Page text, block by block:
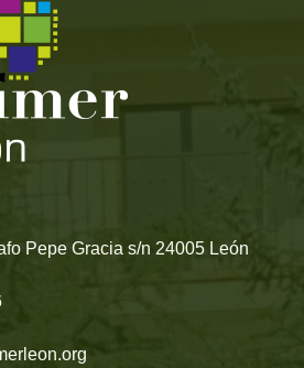
Pepe Gracia s/n 24005 León